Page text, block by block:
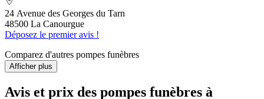
24 Avenue des Georges du Tarn
48500 La Canourgue
Déposez le premier avis !
Comparez d'autres pompes funèbres
Afficher plus
Avis et prix des pompes funèbres à